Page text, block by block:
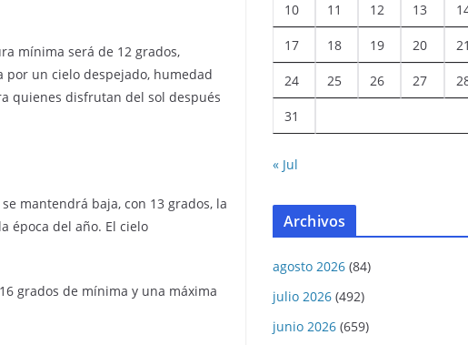
mínima será de 12 grados,
por un cielo despejado, humedad
quienes disfrutan del sol después
mantendrá baja, con 13 grados, la
época del año. El cielo
grados de mínima y una máxima
10 11 12 13
17 18 19 20 21
24 25 26 27
31
« Jul
Archivos
agosto 2026 (84)
julio 2026 (492)
junio 2026 (659)